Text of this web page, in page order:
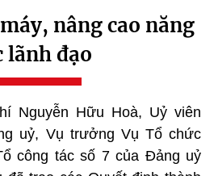
nâng cao năng
lãnh đạo
Nguyễn Hữu Hoà, Uỷ viên
uỷ, Vụ trưởng Vụ Tổ chức
công tác số 7 của Đảng uỷ